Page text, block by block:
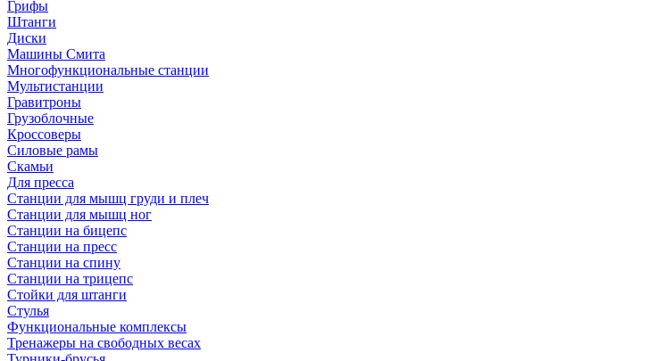
Грифы
Штанги
Диски
Машины Смита
Многофункциональные станции
Мультистанции
Гравитроны
Грузоблочные
Кроссоверы
Силовые рамы
Скамьи
Для пресса
Станции для мышц груди и плеч
Станции для мышц ног
Станции на бицепс
Станции на пресс
Станции на спину
Станции на трицепс
Стойки для штанги
Стулья
Функциональные комплексы
Тренажеры на свободных весах